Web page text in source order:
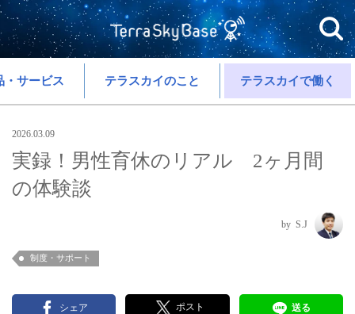
・サービス テラスカイのこと テラスカイで働く
2026.03.09
実録！男性育休のリアル 2ヶ月間
の体験談
S.J
制度・サポート
シェア ポスト 送る